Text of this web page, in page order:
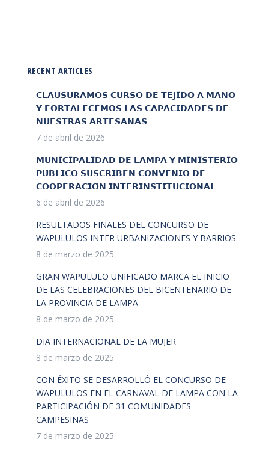
RECENT ARTICLES
𝗖𝗟𝗔𝗨𝗦𝗨𝗥𝗔𝗠𝗢𝗦 𝗖𝗨𝗥𝗦𝗢 𝗗𝗘 𝗧𝗘𝗝𝗜𝗗𝗢 𝗔 𝗠𝗔𝗡𝗢
𝗬 𝗙𝗢𝗥𝗧𝗔𝗟𝗘𝗖𝗘𝗠𝗢𝗦 𝗟𝗔𝗦 𝗖𝗔𝗣𝗔𝗖𝗜𝗗𝗔𝗗𝗘𝗦 𝗗𝗘
𝗡𝗨𝗘𝗦𝗧𝗥𝗔𝗦 𝗔𝗥𝗧𝗘𝗦𝗔𝗡𝗔𝗦
7 de abril de 2026
𝗠𝗨𝗡𝗜𝗖𝗜𝗣𝗔𝗟𝗜𝗗𝗔𝗗 𝗗𝗘 𝗟𝗔𝗠𝗣𝗔 𝗬 𝗠𝗜𝗡𝗜𝗦𝗧𝗘𝗥𝗜𝗢
𝗣𝗨́𝗕𝗟𝗜𝗖𝗢 𝗦𝗨𝗦𝗖𝗥𝗜𝗕𝗘𝗡 𝗖𝗢𝗡𝗩𝗘𝗡𝗜𝗢 𝗗𝗘
𝗖𝗢𝗢𝗣𝗘𝗥𝗔𝗖𝗜𝗢́𝗡 𝗜𝗡𝗧𝗘𝗥𝗜𝗡𝗦𝗧𝗜𝗧𝗨𝗖𝗜𝗢𝗡𝗔𝗟
6 de abril de 2026
RESULTADOS FINALES DEL CONCURSO DE
WAPULULOS INTER URBANIZACIONES Y BARRIOS
8 de marzo de 2025
GRAN WAPULULO UNIFICADO MARCA EL INICIO
DE LAS CELEBRACIONES DEL BICENTENARIO DE
LA PROVINCIA DE LAMPA
8 de marzo de 2025
DIA INTERNACIONAL DE LA MUJER
8 de marzo de 2025
CON ÉXITO SE DESARROLLÓ EL CONCURSO DE
WAPULULOS EN EL CARNAVAL DE LAMPA CON LA
PARTICIPACIÓN DE 31 COMUNIDADES
CAMPESINAS
7 de marzo de 2025